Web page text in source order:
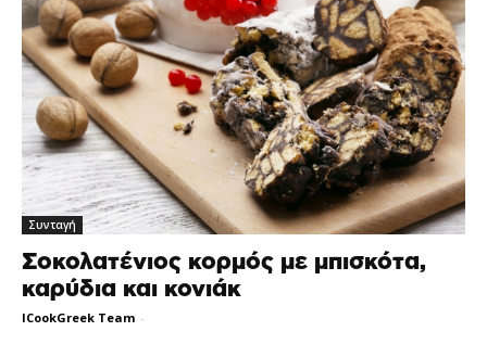
Συνταγή
Σοκολατένιος κορμός με μπισκότα,
καρύδια και κονιάκ
ICookGreek Team -